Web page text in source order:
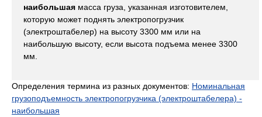
наибольшая масса груза, указанная изготовителем,
которую может поднять электропогрузчик
(электроштабелер) на высоту 3300 мм или на
наибольшую высоту, если высота подъема менее 3300
мм.
Определения термина из разных документов: Номинальная
грузоподъемность электропогрузчика (электроштабелера) -
наибольшая